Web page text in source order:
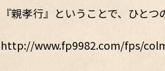
『親孝行』ということで、ひと
http://www.fp9982.com/fps/